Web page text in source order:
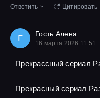
Ответить Цитировать
Г Гость Алена
16 марта 2026 11:51
Прекрассный сериал
Прекрасный сериал